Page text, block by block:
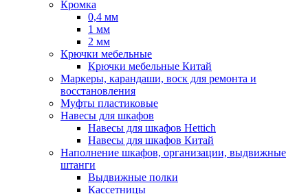
Кромка
0,4 мм
1 мм
2 мм
Крючки мебельные
Крючки мебельные Китай
Маркеры, карандаши, воск для ремонта и
восстановления
Муфты пластиковые
Навесы для шкафов
Навесы для шкафов Hettich
Навесы для шкафов Китай
Наполнение шкафов, организации, выдвижные
штанги
Выдвижные полки
Кассетницы